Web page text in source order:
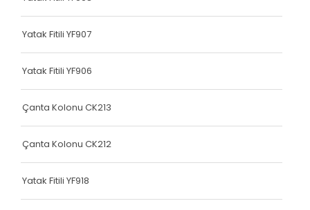
Hava Kapsülü
Terlik Kolonu
Terlik Kolonu
Terlik Kolonu
Yatak Fitili YF907
Yatak Fitili YF906
Çanta Kolonu CK213
Çanta Kolonu CK212
Yatak Fitili YF918